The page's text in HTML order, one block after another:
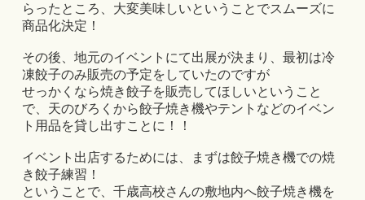
らったところ、大変美味しいということでスムーズに
商品化決定！
その後、地元のイベントにて出展が決まり、最初は冷
凍餃子のみ販売の予定をしていたのですが
せっかくなら焼き餃子を販売してほしいということ
で、天のびろくから餃子焼き機やテントなどのイベン
ト用品を貸し出すことに！！
イベント出店するためには、まずは餃子焼き機での焼
き餃子練習！
ということで、千歳高校さんの敷地内へ餃子焼き機を